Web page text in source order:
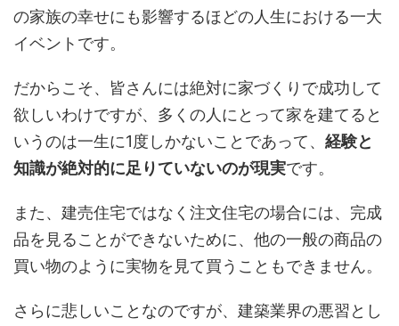
の家族の幸せにも影響するほどの人生における一大
イベントです。
だからこそ、皆さんには絶対に家づくりで成功して
欲しいわけですが、多くの人にとって家を建てると
いうのは一生に1度しかないことであって、 経験と
知識が絶対的に足りていないのが現実です。
また、建売住宅ではなく注文住宅の場合には、完成
品を見ることができないために、他の一般の商品の
買い物のように実物を見て買うこともできません。
さらに悲しいことなのですが、建築業界の悪習とし